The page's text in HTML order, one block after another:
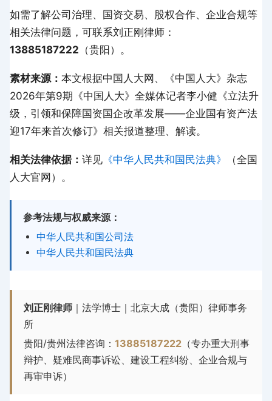
如需了解公司治理、国资交易、股权合作、企业合规等
相关法律问题，可联系刘正刚律师：
13885187222 （贵阳）。
素材来源： 本文根据中国人大网、《中国人大》杂志
2026年第9期《中国人大》全媒体记者李小健《立法升
级，引领和保障国资国企改革发展——企业国有资产法
迎17年来首次修订》相关报道整理、解读。
相关法律依据： 详见 《中华人民共和国民法典》
（全国
人大官网）。
参考法规与权威来源：
中华人民共和国公司法
中华人民共和国民法典
刘正刚律师 ｜法学博士｜北京大成（贵阳）律师事务
所
贵阳/贵州法律咨询：13885187222 （专办重大刑事
辩护、疑难民商事诉讼、建设工程纠纷、企业合规与
再审申诉）